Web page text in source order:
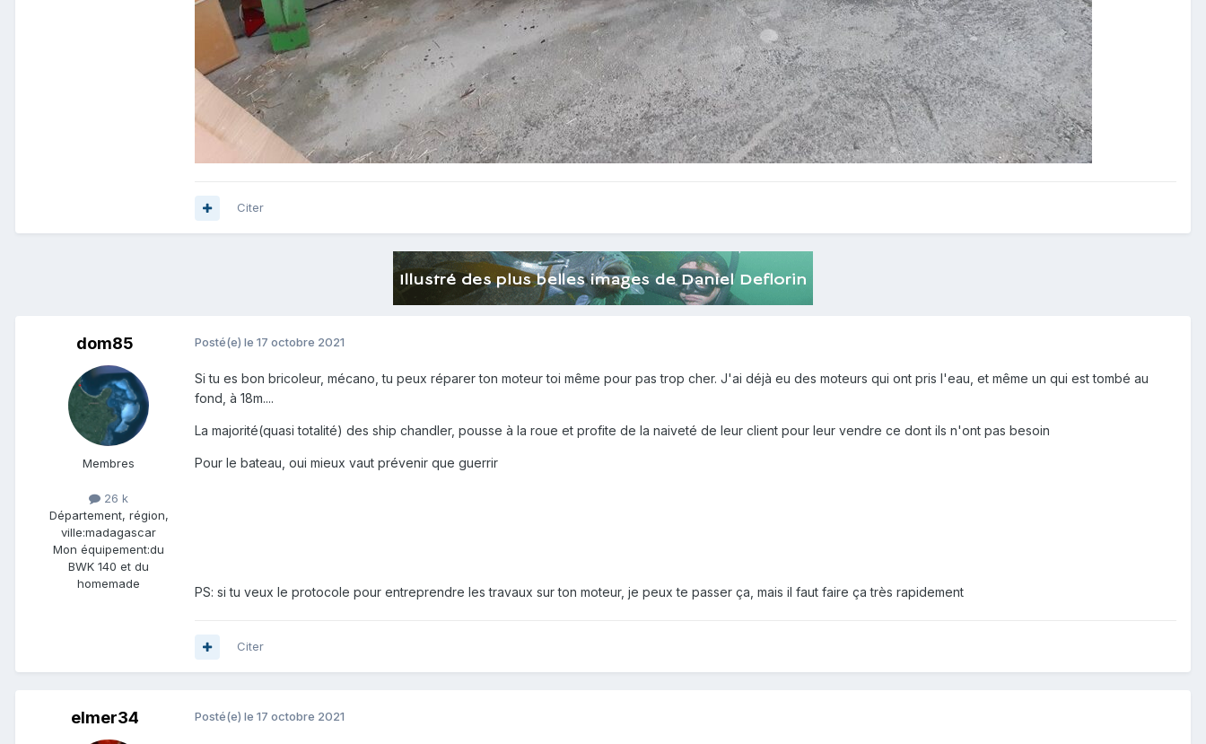
Citer
dom85
Membres
26 k
Département, région,
ville:madagascar
Mon équipement:du
BWK 140 et du
homemade
Posté(e) le 17 octobre 2021
Si tu es bon bricoleur, mécano, tu peux réparer ton moteur toi même pour pas trop cher. J'ai déjà eu des moteurs qui ont pris l'eau, et même un qui est tombé au
fond, à 18m....
La majorité(quasi totalité) des ship chandler, pousse à la roue et profite de la naiveté de leur client pour leur vendre ce dont ils n'ont pas besoin
Pour le bateau, oui mieux vaut prévenir que guerrir
PS: si tu veux le protocole pour entreprendre les travaux sur ton moteur, je peux te passer ça, mais il faut faire ça très rapidement
Citer
elmer34 Posté(e) le 17 octobre 2021